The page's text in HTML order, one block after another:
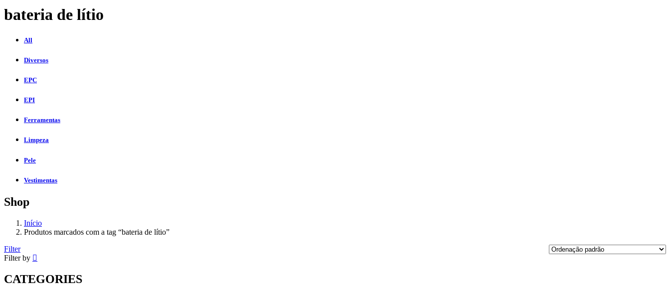
bateria de lítio
All
Diversos
EPC
EPI
Ferramentas
Limpeza
Pele
Vestimentas
Shop
Início
Produtos marcados com a tag “bateria de lítio”
Filter
Filter by
CATEGORIES